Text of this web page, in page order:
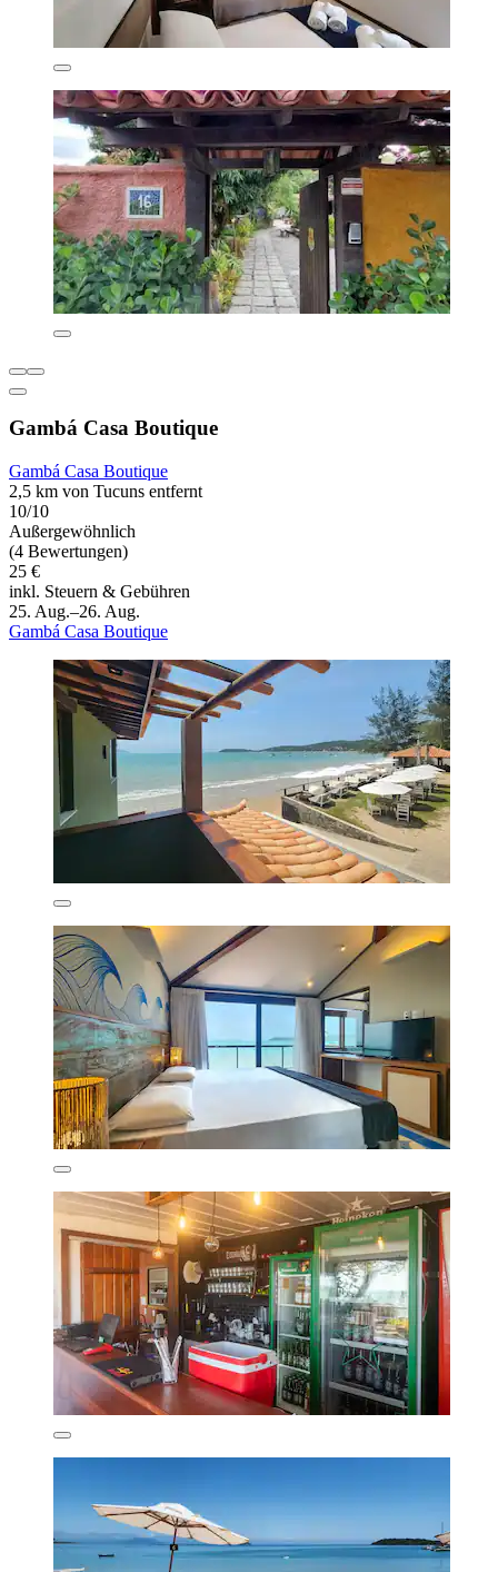
Gambá Casa Boutique
Gambá Casa Boutique
2,5 km von Tucuns entfernt
10/10
Außergewöhnlich
(4 Bewertungen)
25 €
inkl. Steuern & Gebühren
25. Aug.–26. Aug.
Gambá Casa Boutique